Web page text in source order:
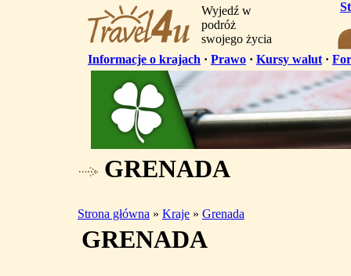
Wyjedź w
podróż
swojego życia
Informacje o krajach · Prawo · Kursy walut ·
GRENADA
Strona główna » Kraje » Grenada
GRENADA